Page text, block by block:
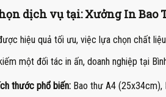
dịch vụ tại: Xưởng In Bao
hiệu quả tối ưu, việc lựa chọn chất
một đối tác in ấn, doanh nghiệp tại
thước phổ biến: Bao thư A4